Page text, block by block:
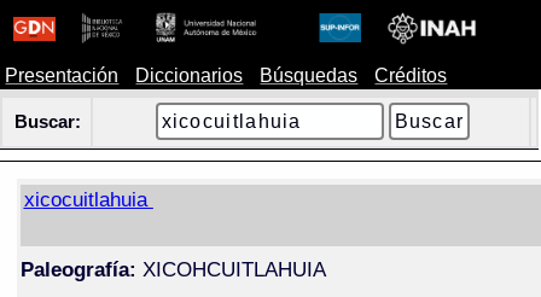
Presentación Diccionarios Búsquedas Créditos
Buscar:
xicocuitlahuia
Paleografía: XICOHCUITLAHUIA